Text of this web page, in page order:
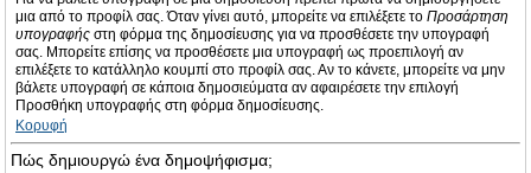
μια από το προφίλ σας. Όταν γίνει αυτό, μπορείτε να επιλέξετε το Προσάρτηση
υπογραφής στη φόρμα της δημοσίευσης για να προσθέσετε την υπογραφή
σας. Μπορείτε επίσης να προσθέσετε μια υπογραφή ως προεπιλογή αν
επιλέξετε το κατάλληλο κουμπί στο προφίλ σας. Αν το κάνετε, μπορείτε να μην
βάλετε υπογραφή σε κάποια δημοσιεύματα αν αφαιρέσετε την επιλογή
Προσθήκη υπογραφής στη φόρμα δημοσίευσης.
Κορυφή
Πώς δημιουργώ ένα δημοψήφισμα;